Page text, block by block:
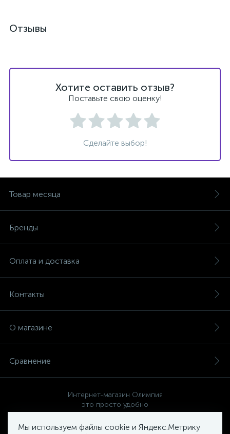
Отзывы
Хотите оставить отзыв?
Поставьте свою оценку!
Сделайте выбор!
Мы используем файлы cookie и Яндекс.Метрику
Товар месяца
Бренды
Оплата и доставка
Контакты
О магазине
Сравнение
Интернет-магазин Олимпия
это просто удобно